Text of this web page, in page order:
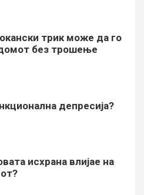
трик може да го
без трошење
депресија?
исхрана влијае на